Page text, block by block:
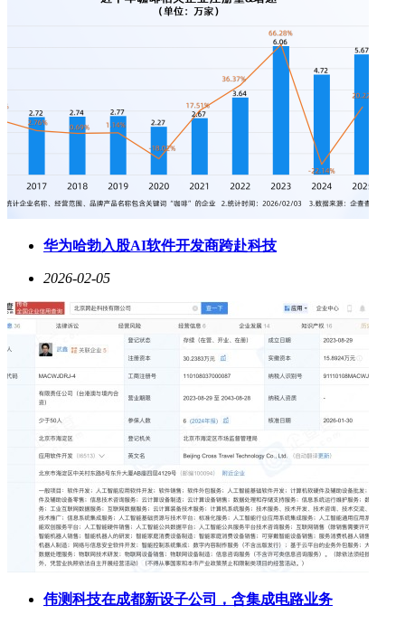
佳能表示，PowerShot系列的30年发展历程见证了数码影像技
术的演进与用户需求的变化。未来，品牌将继续以该系列为载
体，通过技术创新与功能优化，为摄影文化注入新的活力。此
次限量版机型的推出，既是对过往成就的致敬，也是对未来探
索的承诺。
华为哈勃入股AI软件开发商跨赴科技
2026-02-05
伟测科技在成都新设子公司，含集成电路业务